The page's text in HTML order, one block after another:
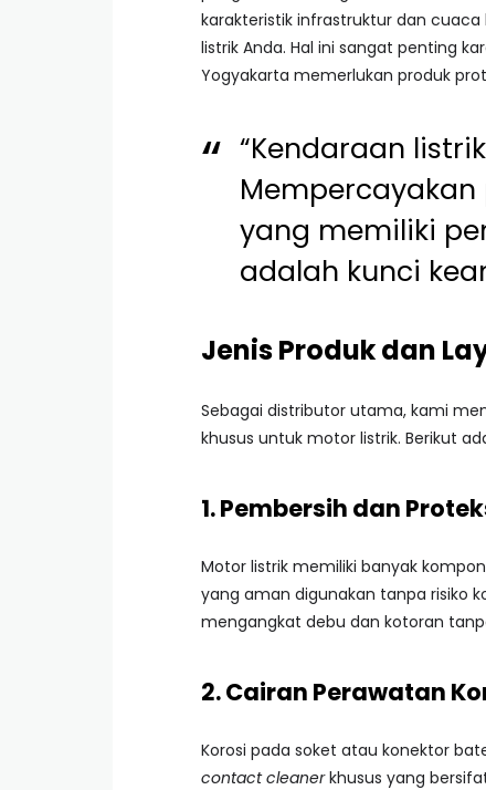
karakteristik infrastruktur dan
listrik Anda. Hal ini sangat penting
Yogyakarta memerlukan produk
“Kendaraan
yang memiliki
adalah kunci
Jenis Produk dan
Sebagai distributor utama, kami
khusus untuk motor listrik. Berikut
1. Pembersih dan
Motor listrik memiliki banyak
yang aman digunakan tanpa risiko
mengangkat debu dan kotoran
2. Cairan Perawatan
Korosi pada soket atau konektor
contact cleanerkhusus yang